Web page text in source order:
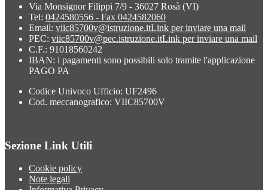
Via Monsignor Filippi 7/9 - 36027 Rosà (VI)
Tel: 0424580556 - Fax 0424582060
Email: viic85700v@istruzione.itLink per inviare una mail
PEC: viic85700v@pec.istruzione.itLink per inviare una mail
C.F.: 91018560242
IBAN: i pagamenti sono possibili solo tramite l'applicazione
PAGO PA
Codice Univoco Ufficio: UF2496
Cod. meccanografico: VIIC85700V
Sezione Link Utili
Cookie policy
Note legali